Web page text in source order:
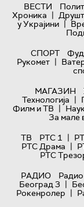
ВЕСТИ
Хроника |
у Украјини |
СПОРТ
Рукомет |
МАГАЗИН
Технологијa |
Филм и ТВ |
За мале
ТВ
РТС 1 |
РТС Драма |
РТС
РАДИО
Београд 3 |
Рокенролер |